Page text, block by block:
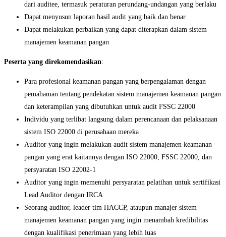
dari auditee, termasuk peraturan perundang-undangan yang berlaku
Dapat menyusun laporan hasil audit yang baik dan benar
Dapat melakukan perbaikan yang dapat diterapkan dalam sistem
manajemen keamanan pangan
Peserta yang direkomendasikan:
Para profesional keamanan pangan yang berpengalaman dengan
pemahaman tentang pendekatan sistem manajemen keamanan pangan
dan keterampilan yang dibutuhkan untuk audit FSSC 22000
Individu yang terlibat langsung dalam perencanaan dan pelaksanaan
sistem ISO 22000 di perusahaan mereka
Auditor yang ingin melakukan audit sistem manajemen keamanan
pangan yang erat kaitannya dengan ISO 22000, FSSC 22000, dan
persyaratan ISO 22002-1
Auditor yang ingin memenuhi persyaratan pelatihan untuk sertifikasi
Lead Auditor dengan IRCA
Seorang auditor, leader tim HACCP, ataupun manajer sistem
manajemen keamanan pangan yang ingin menambah kredibilitas
dengan kualifikasi penerimaan yang lebih luas